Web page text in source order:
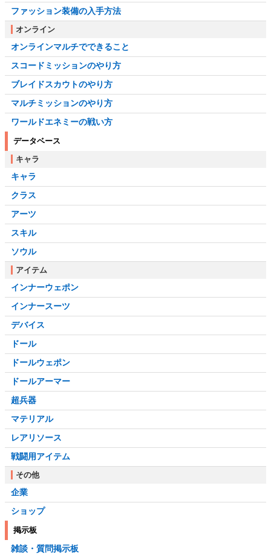
ファッション装備の入手方法
オンライン
オンラインマルチでできること
スコードミッションのやり方
ブレイドスカウトのやり方
マルチミッションのやり方
ワールドエネミーの戦い方
データベース
キャラ
キャラ
クラス
アーツ
スキル
ソウル
アイテム
インナーウェポン
インナースーツ
デバイス
ドール
ドールウェポン
ドールアーマー
超兵器
マテリアル
レアリソース
戦闘用アイテム
その他
企業
ショップ
掲示板
雑談・質問掲示板